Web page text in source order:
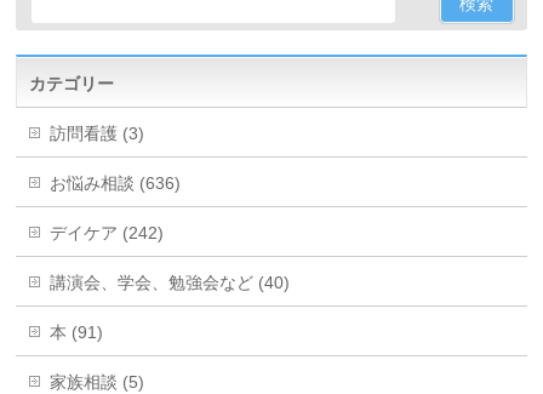
カテゴリー
訪問看護 (3)
お悩み相談 (636)
デイケア (242)
講演会、学会、勉強会など (40)
本 (91)
家族相談 (5)